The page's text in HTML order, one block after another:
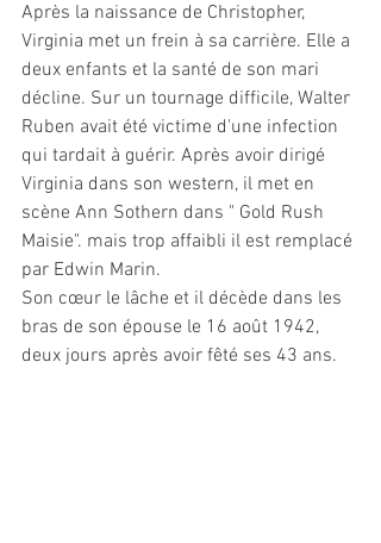
Après la naissance de Christopher,
Virginia met un frein à sa carrière. Elle a
deux enfants et la santé de son mari
décline. Sur un tournage difficile, Walter
Ruben avait été victime d'une infection
qui tardait à guérir. Après avoir dirigé
Virginia dans son western, il met en
scène Ann Sothern dans " Gold Rush
Maisie". mais trop affaibli il est remplacé
par Edwin Marin.
Son cœur le lâche et il décède dans les
bras de son épouse le 16 août 1942,
deux jours après avoir fêté ses 43 ans.